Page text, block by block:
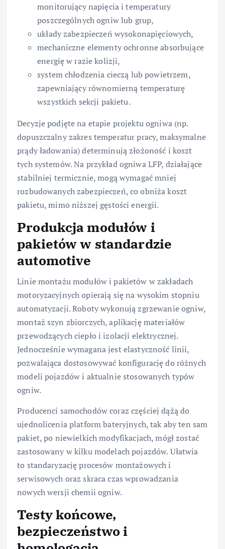
monitorujący napięcia i temperatury
poszczególnych ogniw lub grup,
układy zabezpieczeń wysokonapięciowych,
mechaniczne elementy ochronne absorbujące
energię w razie kolizji,
system chłodzenia cieczą lub powietrzem,
zapewniający równomierną temperaturę
wszystkich sekcji pakietu.
Decyzje podjęte na etapie projektu ogniwa (np.
dopuszczalny zakres temperatur pracy, maksymalne
prądy ładowania) determinują złożoność i koszt
tych systemów. Na przykład ogniwa LFP, działające
stabilniej termicznie, mogą wymagać mniej
rozbudowanych zabezpieczeń, co obniża koszt
pakietu, mimo niższej gęstości energii.
Produkcja modułów i
pakietów w standardzie
automotive
Linie montażu modułów i pakietów w zakładach
motoryzacyjnych opierają się na wysokim stopniu
automatyzacji. Roboty wykonują zgrzewanie ogniw,
montaż szyn zbiorczych, aplikację materiałów
przewodzących ciepło i izolacji elektrycznej.
Jednocześnie wymagana jest elastyczność linii,
pozwalająca dostosowywać konfigurację do różnych
modeli pojazdów i aktualnie stosowanych typów
ogniw.
Producenci samochodów coraz częściej dążą do
ujednolicenia platform bateryjnych, tak aby ten sam
pakiet, po niewielkich modyfikacjach, mógł zostać
zastosowany w kilku modelach pojazdów. Ułatwia
to standaryzację procesów montażowych i
serwisowych oraz skraca czas wprowadzania
nowych wersji chemii ogniw.
Testy końcowe,
bezpieczeństwo i